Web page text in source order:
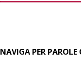
NAVIGA PER PAROLE